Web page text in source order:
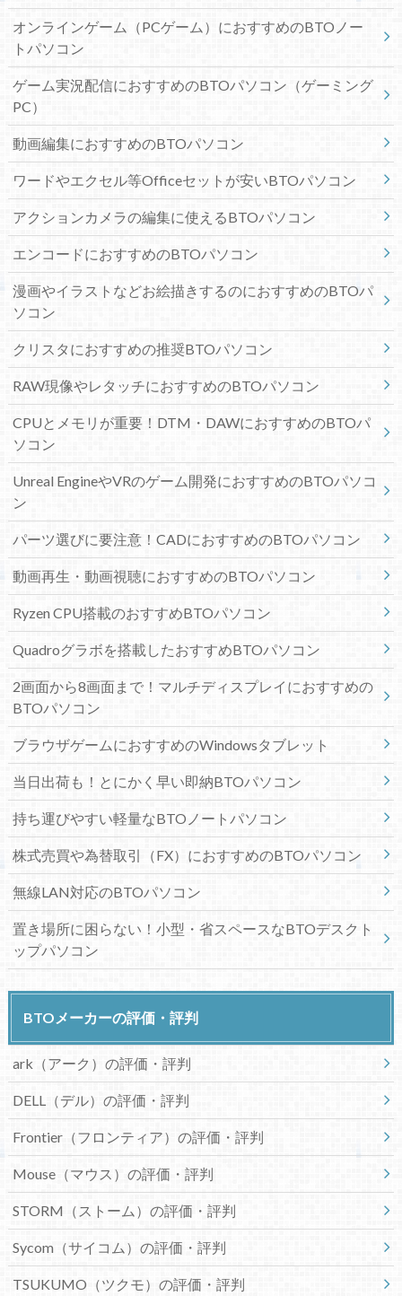
オンラインゲーム（PCゲーム）におすすめのBTOノー
トパソコン
ゲーム実況配信におすすめのBTOパソコン（ゲーミング
PC）
動画編集におすすめのBTOパソコン
ワードやエクセル等Officeセットが安いBTOパソコン
アクションカメラの編集に使えるBTOパソコン
エンコードにおすすめのBTOパソコン
漫画やイラストなどお絵描きするのにおすすめのBTOパ
ソコン
クリスタにおすすめの推奨BTOパソコン
RAW現像やレタッチにおすすめのBTOパソコン
CPUとメモリが重要！DTM・DAWにおすすめのBTOパ
ソコン
Unreal EngineやVRのゲーム開発におすすめのBTOパソコ
ン
パーツ選びに要注意！CADにおすすめのBTOパソコン
動画再生・動画視聴におすすめのBTOパソコン
Ryzen CPU搭載のおすすめBTOパソコン
Quadroグラボを搭載したおすすめBTOパソコン
2画面から8画面まで！マルチディスプレイにおすすめの
BTOパソコン
ブラウザゲームにおすすめのWindowsタブレット
当日出荷も！とにかく早い即納BTOパソコン
持ち運びやすい軽量なBTOノートパソコン
株式売買や為替取引（FX）におすすめのBTOパソコン
無線LAN対応のBTOパソコン
置き場所に困らない！小型・省スペースなBTOデスクト
ップパソコン
BTOメーカーの評価・評判
ark（アーク）の評価・評判
DELL（デル）の評価・評判
Frontier（フロンティア）の評価・評判
Mouse（マウス）の評価・評判
STORM（ストーム）の評価・評判
Sycom（サイコム）の評価・評判
TSUKUMO（ツクモ）の評価・評判